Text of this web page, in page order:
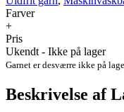
Farver
+
Pris
Ukendt - Ikke på lager
Garnet er desværre ikke på
Beskrivelse af